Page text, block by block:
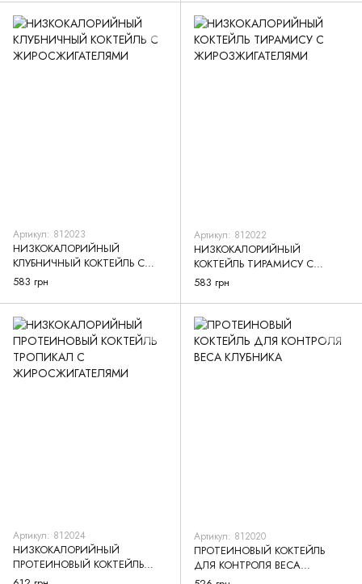
Артикул: 812023
НИЗКОКАЛОРИЙНЫЙ
КЛУБНИЧНЫЙ КОКТЕЙЛЬ С
ЖИРОСЖИГАТЕЛЯМИ
583 грн
Артикул: 812022
НИЗКОКАЛОРИЙНЫЙ
КОКТЕЙЛЬ ТИРАМИСУ С
ЖИРОЗЖИГАТЕЛЯМИ
583 грн
Артикул: 812024
НИЗКОКАЛОРИЙНЫЙ
ПРОТЕИНОВЫЙ КОКТЕЙЛЬ
ТРОПИКАЛ С
Артикул: 812020
ПРОТЕИНОВЫЙ КОКТЕЙЛЬ
ДЛЯ КОНТРОЛЯ ВЕСА
КЛУБНИКА